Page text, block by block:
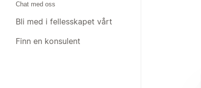
Chat med oss
Bli med i fellesskapet vårt
Finn en konsulent